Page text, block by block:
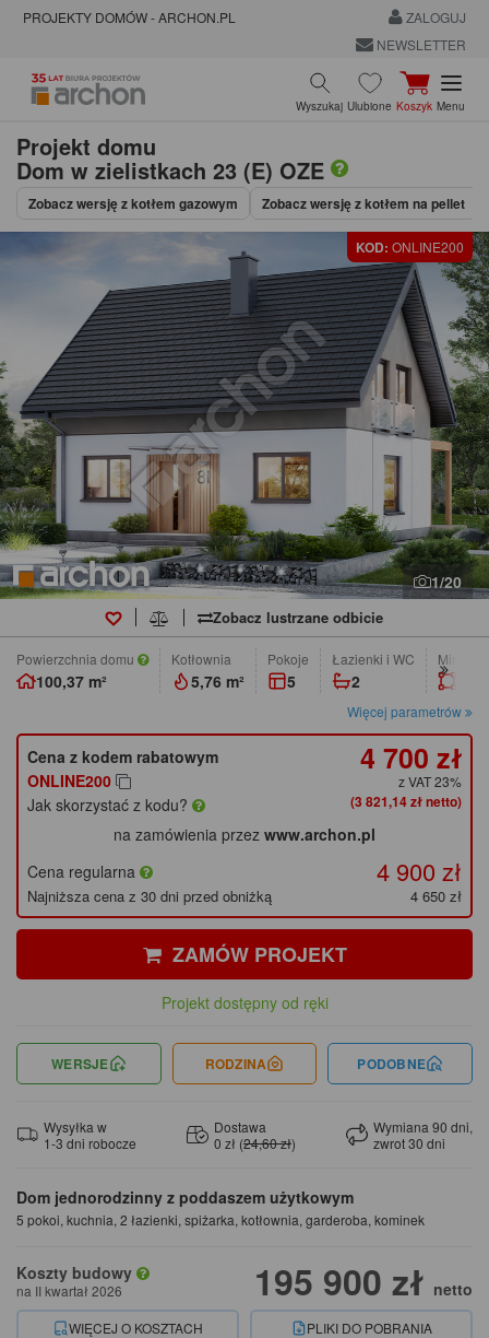
PROJEKTY DOMÓW - ARCHON.PL
ZALOGUJ
NEWSLETTER
Wyszukaj Ulubione Koszyk Menu
Projekt domu
Dom w zielistkach 23 (E) OZE
Zobacz wersję z kotłem gazowym Zobacz wersję z kotłem na pellet
KOD: ONLINE200
1/20
Zobacz lustrzane odbicie
Powierzchnia domu
100,37 m²
Kotłownia
5,76 m²
pokoje
5
łazienki i WC
2
Min.
Więcej parametrów
Dom jednorodzinny z poddaszem użytkowym
5 pokoi, kuchnia, 2 łazienki, spiżarka, kotłownia, garderoba, kominek
Koszty budowy
na II kwartał 2026 195 900 zł netto
WIĘCEJ O KOSZTACH PLIKI DO POBRANIA
Cena z kodem rabatowym
ONLINE200
Jak skorzystać z kodu?
4 700 zł
z VAT 23%
(3 821,14 zł netto)
na zamówienia przez www.archon.pl
Cena regularna
4 900 zł
Najniższa cena z 30 dni przed obniżką 4 650 zł
ZAMÓW PROJEKT
Projekt dostępny od ręki
WERSJE RODZINA PODOBNE
Wysyłka w
1-3 dni robocze
Dostawa
0 zł (24,60 zł)
Wymiana 90 dni,
zwrot 30 dni